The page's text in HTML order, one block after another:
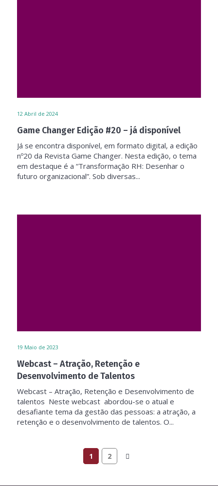
12 Abril de 2024
Game Changer Edição #20 – já disponível
Já se encontra disponível, em formato digital, a edição
nº20 da Revista Game Changer. Nesta edição, o tema
em destaque é a “Transformação RH: Desenhar o
futuro organizacional”. Sob diversas...
19 Maio de 2023
Webcast – Atração, Retenção e
Desenvolvimento de Talentos
Webcast – Atração, Retenção e Desenvolvimento de
talentos Neste webcast abordou-se o atual e
desafiante tema da gestão das pessoas: a atração, a
retenção e o desenvolvimento de talentos. O...
1 2